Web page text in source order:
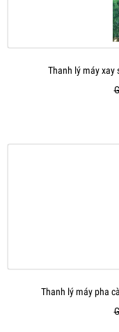
Thanh lý máy xay
Thanh lý máy pha